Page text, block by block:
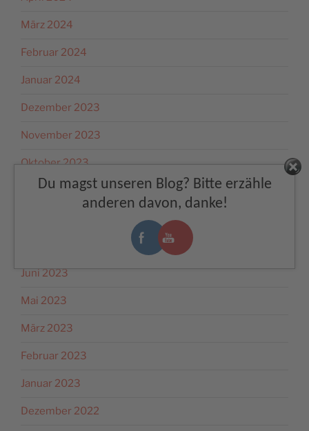
März 2024
Februar 2024
Januar 2024
Dezember 2023
November 2023
Oktober 2023
September 2023
Juni 2023
Mai 2023
März 2023
Februar 2023
Januar 2023
Dezember 2022
Du magst unseren Blog? Bitte erzähle
anderen davon, danke!
Facebook